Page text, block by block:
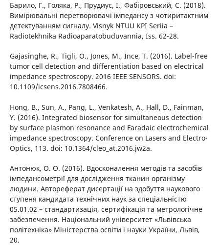
Барило, Г., Голяка, Р., Прудиус, I., Фабiровський, С. (2018).
Вимiрювальнi перетворювачi iмпедансу з чотиритактним
детектуванням сигналу. Visnyk NTUU KPI Seriia –
Radiotekhnika Radioaparatobuduvannia, Iss. 62-28.
Gajasinghe, R., Tigli, O., Jones, M., Ince, T. (2016). Label-free
tumor cell detection and differentiation based on electrical
impedance spectroscopy. 2016 IEEE SENSORS. doi:
10.1109/icsens.2016.7808466.
Hong, B., Sun, A., Pang, L., Venkatesh, A., Hall, D., Fainman,
Y. (2016). Integrated biosensor for simultaneous detection
by surface plasmon resonance and Faradaic electrochemical
impedance spectroscopy. Conference on Lasers and Electro-
Optics, 113. doi: 10.1364/cleo_at.2016.jw2a.
Антонюк, О. О. (2016). Вдосконалення методів та засобів
імпедансометрії для дослідження тканин організму
людини. Автореферат дисертації на здобуття наукового
ступеня кандидата технічних наук за спеціальністю
05.01.02 – стандартизація, сертифікація та метрологічне
забезпечення. Національний університет «Львівська
політехніка» Міністерства освіти і науки України, Львів,
20.